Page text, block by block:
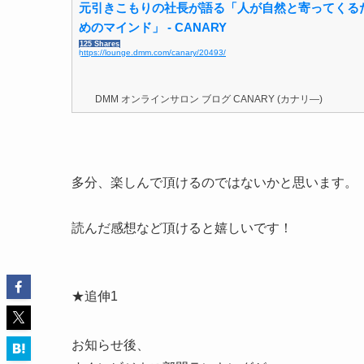
元引きこもりの社長が語る「人が自然と寄ってくる
めのマインド」 - CANARY
125 Shares
https://lounge.dmm.com/canary/20493/
DMM オンラインサロン ブログ CANARY (カナリ―)
多分、楽しんで頂けるのではないかと思います。
読んだ感想など頂けると嬉しいです！
★追伸1
お知らせ後、